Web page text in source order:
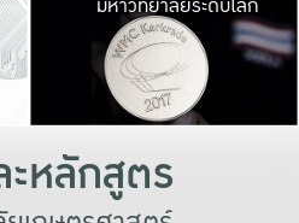
เปลี่ยนแปลง แล
เพื่อทำง
ระบบสารสนเทศ
หลักสูตร